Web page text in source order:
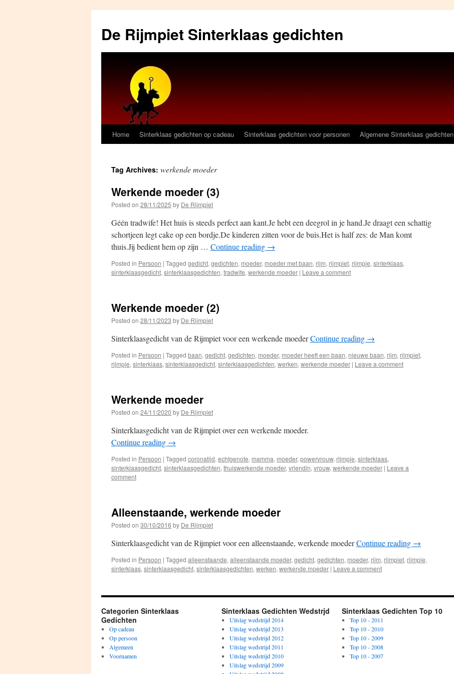
content
De Rijmpiet Sinterklaas gedichten
Home Sinterklaas gedichten op cadeau Sinterklaas gedichten voor personen Algemene Sinterklaas gedichten
Tag Archives: werkende moeder
Werkende moeder (3)
Posted on 28/11/2025 by De Rijmpiet
Géén tradwife! Het huis is steeds perfect aan kant.Je hebt een deegrol in je hand.Je draagt een schattig
schortjeen legt cake op een bordje.De kinderen zitten voor de buis.Het is half zes: de Man komt
thuis.Jij bedient hem op zijn … Continue reading →
Posted in Persoon | Tagged gedicht, gedichten, moeder, moeder met baan, rijm, rijmpiet, rijmpje, sinterklaas,
sinterklaasgedicht, sinterklaasgedichten, tradwife, werkende moeder | Leave a comment
Werkende moeder (2)
Posted on 28/11/2023 by De Rijmpiet
Sinterklaasgedicht van de Rijmpiet voor een werkende moederContinue reading →
Posted in Persoon | Tagged baan, gedicht, gedichten, moeder, moeder heeft een baan, nieuwe baan, rijm, rijmpiet,
rijmpje, sinterklaas, sinterklaasgedicht, sinterklaasgedichten, werken, werkende moeder | Leave a comment
Werkende moeder
Posted on 24/11/2020 by De Rijmpiet
Sinterklaasgedicht van de Rijmpiet over een werkende moeder.
Continue reading →
Posted in Persoon | Tagged coronatijd, echtgenote, mamma, moeder, powervrouw, rijmpje, sinterklaas,
sinterklaasgedicht, sinterklaasgedichten, thuiswerkende moeder, vriendin, vrouw, werkende moeder | Leave a
comment
Alleenstaande, werkende moeder
Posted on 30/10/2016 by De Rijmpiet
Sinterklaasgedicht van de Rijmpiet voor een alleenstaande, werkende moederContinue reading →
Posted in Persoon | Tagged alleenstaande, alleenstaande moeder, gedicht, gedichten, moeder, rijm, rijmpiet, rijmpje,
sinterklaas, sinterklaasgedicht, sinterklaasgedichten, werken, werkende moeder | Leave a comment
Categorien Sinterklaas
Gedichten
Op cadeau
Op persoon
Algemeen
Voornamen
Sinterklaas Gedichten Wedstrjd
Uitslag wedstrijd 2014
Uitslag wedstrijd 2013
Uitslag wedstrijd 2012
Uitslag wedstrijd 2011
Uitslag wedstrijd 2010
Uitslag wedstrijd 2009
Sinterklaas Gedichten Top 10
Top 10 - 2011
Top 10 - 2010
Top 10 - 2009
Top 10 - 2008
Top 10 - 2007